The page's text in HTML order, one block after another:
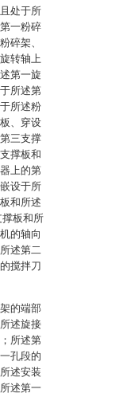
处于所
一粉碎
碎架、
转轴上
第一旋
所述第
所述粉
、穿设
三支撑
撑板和
上的第
设于所
和所述
板和所
的轴向
述第二
搅拌刀
的端部
述旋接
所述第
孔段的
述安装
述第一